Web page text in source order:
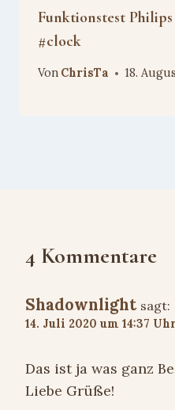
Funktionstest
#clock
Von ChrisTa 18.
4 Kommentare
Shadownlight sagt:
14. Juli 2020 um 14:37
Das ist ja was ganz
Liebe Grüße!